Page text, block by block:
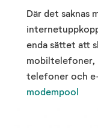
Där det saknas
enda sättet att
mobiltelefoner,
telefoner och
modempool